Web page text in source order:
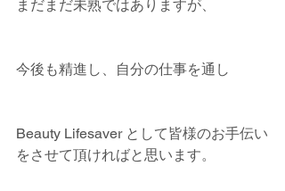
まだまだ未熟ではありますが、
今後も精進し、自分の仕事を通し
Beauty Lifesaver として皆様のお手伝い
をさせて頂ければと思います。